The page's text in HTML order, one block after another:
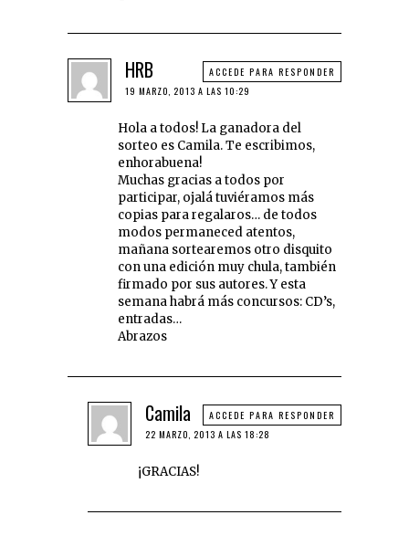
HRB
19 MARZO, 2013 A LAS 10:29
Hola a todos! La ganadora del
sorteo es Camila. Te escribimos,
enhorabuena!
Muchas gracias a todos por
participar, ojalá tuviéramos más
copias para regalaros… de todos
modos permaneced atentos,
mañana sortearemos otro disquito
con una edición muy chula, también
firmado por sus autores. Y esta
semana habrá más concursos: CD’s,
entradas…
Abrazos
ACCEDE PARA RESPONDER
Camila
22 MARZO, 2013 A LAS 18:28
¡GRACIAS!
ACCEDE PARA RESPONDER